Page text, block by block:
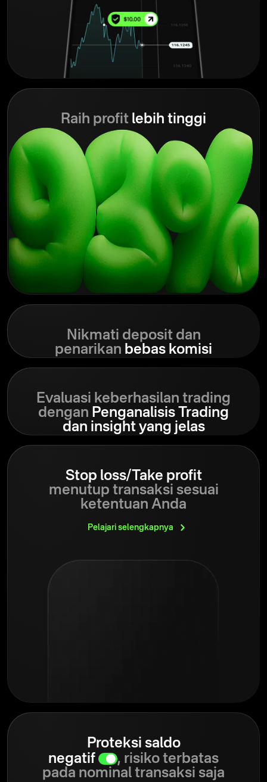
Raih profit lebih tinggi
Nikmati deposit dan
penarikan bebas komisi
Evaluasi keberhasilan trading
dengan Penganalisis Trading
dan insight yang jelas
Stop loss/Take profit
menutup transaksi sesuai
ketentuan Anda
Pelajari selengkapnya
Proteksi saldo
negatif
, risiko terbatas
pada nominal transaksi saja